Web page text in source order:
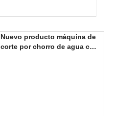
Nuevo producto máquina de
corte por chorro de agua con